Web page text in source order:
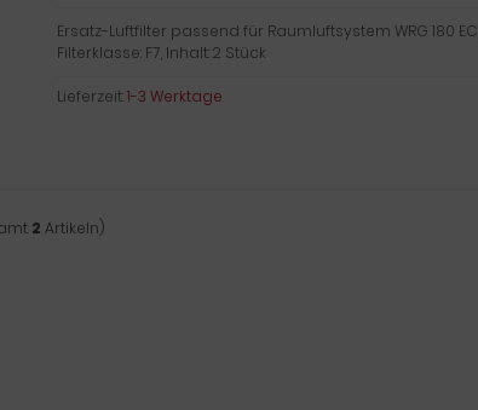
Ersatz-Luftfilter passend für Raumluftsystem WRG 180 EC,
Filterklasse: F7, Inhalt: 2 Stück
Lieferzeit:1-3 Werktage
2 Artikeln)